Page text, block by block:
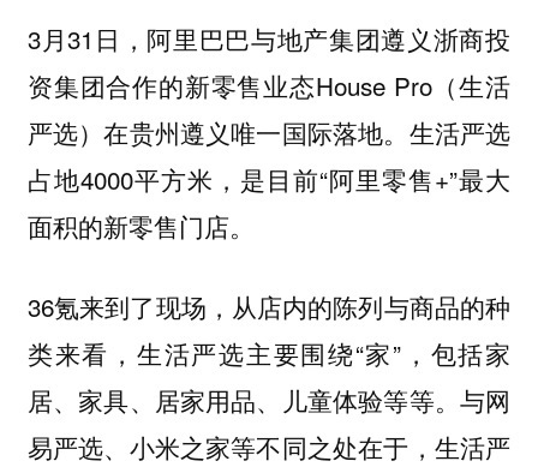
3月31日，阿里巴巴与地产集团遵义浙商投
资集团合作的新零售业态House Pro（生活
严选）在贵州遵义唯一国际落地。生活严选
占地4000平方米，是目前“阿里零售+”最大
面积的新零售门店。
36氪来到了现场，从店内的陈列与商品的种
类来看，生活严选主要围绕“家”，包括家
居、家具、居家用品、儿童体验等等。 与网
易严选、小米之家等不同之处在于， 生活严